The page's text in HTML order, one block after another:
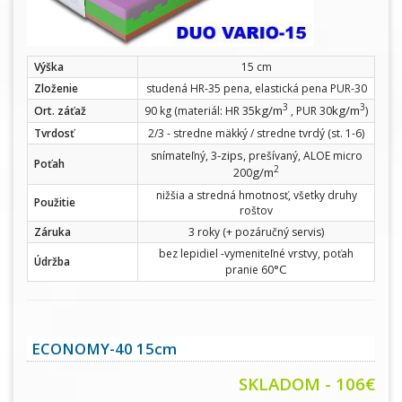
Výška
15 cm
Zloženie
studená HR-35 pena, elastická pena PUR-30
Ort. záťaž
90 kg (materiál: HR 35kg/m3 , PUR 30kg/m3)
Tvrdosť
2/3 - stredne mäkký / stredne tvrdý (st. 1-6)
Poťah
snímateľný, 3-zips, prešívaný, ALOE micro
200g/m2
Použitie
nižšia a stredná hmotnosť, všetky druhy
roštov
Záruka
3 roky (+ pozáručný servis)
Údržba
bez lepidiel -vymeniteľné vrstvy, poťah
pranie 60°C
ECONOMY-40 15cm
SKLADOM - 106€